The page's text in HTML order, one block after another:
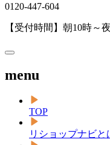
0120-447-604
【受付時間】朝10時～
menu
TOP
リショップナビと